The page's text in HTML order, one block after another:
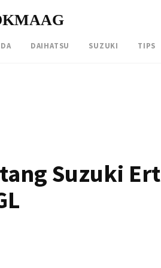
DAIHATSU SUZUKI TIPS
Suzuki